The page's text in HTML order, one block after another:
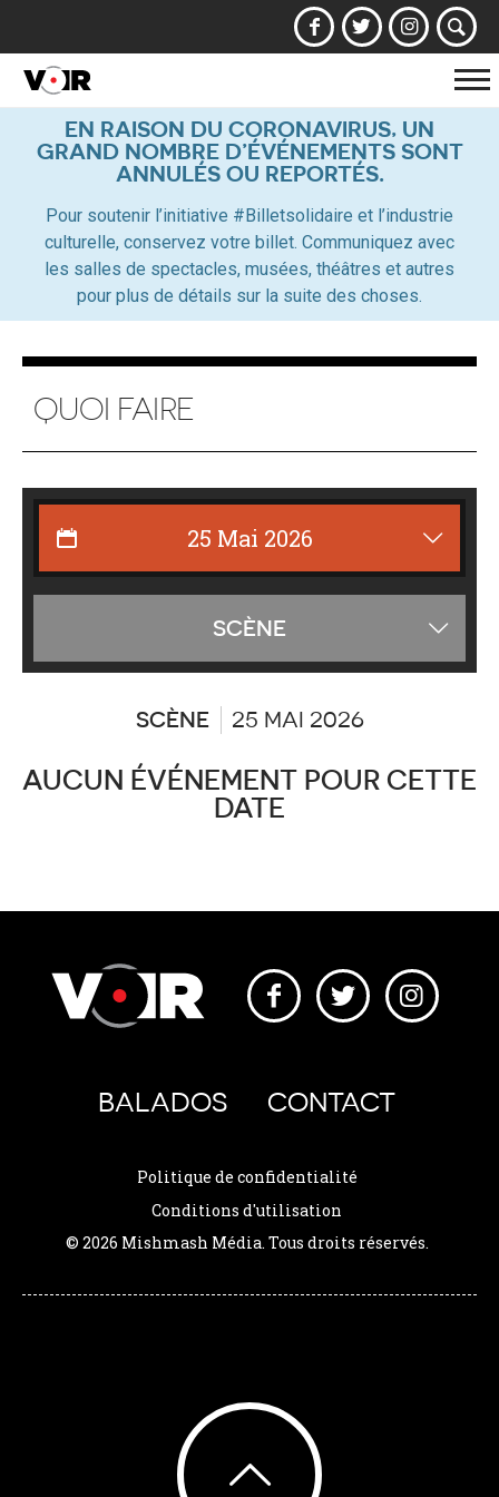
la
EN RAISON DU CORONAVIRUS, UN
GRAND NOMBRE D’ÉVÉNEMENTS SONT
ANNULÉS OU REPORTÉS.
Pour soutenir l’initiative #Billetsolidaire et l’industrie
culturelle, conservez votre billet. Communiquez avec
les salles de spectacles, musées, théâtres et autres
pour plus de détails sur la suite des choses.
QUOI FAIRE
SCÈNE
les
SCÈNE 25 MAI 2026
AUCUN ÉVÉNEMENT POUR CETTE
DATE
BALADOS CONTACT
Politique de confidentialité
Conditions d'utilisation
© 2026 Mishmash Média. Tous droits réservés.